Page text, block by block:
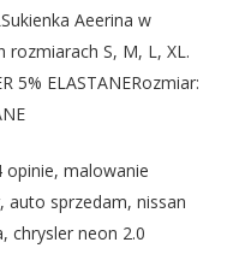
Aeerina w
S, M, L, XL.
5% ELASTANERozmiar:
opinie, malowanie
auto sprzedam, nissan
chrysler neon 2.0